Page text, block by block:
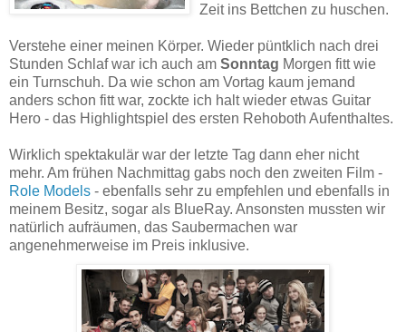
Zeit ins Bettchen zu huschen.
Verstehe einer meinen Körper. Wieder püntklich nach drei
Stunden Schlaf war ich auch am Sonntag Morgen fitt wie
ein Turnschuh. Da wie schon am Vortag kaum jemand
anders schon fitt war, zockte ich halt wieder etwas Guitar
Hero - das Highlightspiel des ersten Rehoboth Aufenthaltes.
Wirklich spektakulär war der letzte Tag dann eher nicht
mehr. Am frühen Nachmittag gabs noch den zweiten Film -
Role Models - ebenfalls sehr zu empfehlen und ebenfalls in
meinem Besitz, sogar als BlueRay. Ansonsten mussten wir
natürlich aufräumen, das Saubermachen war
angenehmerweise im Preis inklusive.